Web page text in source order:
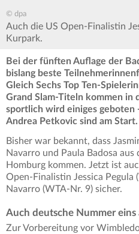
© dpa
Auch die US Open-Finalistin
Kurpark.
Bei der fünften Auflage der
bislang beste
Gleich Sechs Top Ten-
Grand Slam-Titeln kommen in
sportlich wird einiges geboten
Andrea Petkovic sind am Start.
Bisher war bekannt, dass
Navarro und Paula Badosa aus
Homburg kommen. Jetzt ist
Open-Finalistin Jessica Pegula
Navarro (WTA-Nr. 9) sicher.
Auch deutsche Nummer eins
Zur Vorbereitung vor